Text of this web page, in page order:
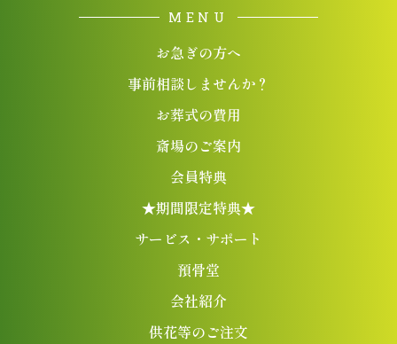
MENU
お急ぎの方へ
事前相談しませんか？
お葬式の費用
斎場のご案内
会員特典
★期間限定特典★
サービス・サポート
預骨堂
会社紹介
供花等のご注文